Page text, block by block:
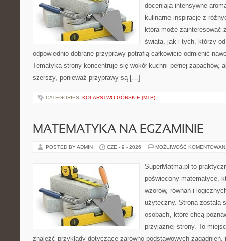
doceniają intensywne
kulinarne inspiracje z
która może zainteresować
świata, jak i tych, którzy
odpowiednio dobrane przyprawy potrafią całkowicie odmienić
Tematyka strony koncentruje się wokół kuchni pełnej zapachów,
szerszy, ponieważ przyprawy są […]
CATEGORIES: KOLARSTWO GÓRSKIE (MTB)
MATEMATYKA NA EGZAMINIE
POSTED BY ADMIN CZE - 9 - 2026 MOŻLIWOŚĆ
SuperMatma.pl to
poświęcony matematyce,
wzorów, równań i
użyteczny. Strona została
osobach, które chcą
przyjaznej strony. To
znaleźć przykłady dotyczące zarówno podstawowych zagadnień,